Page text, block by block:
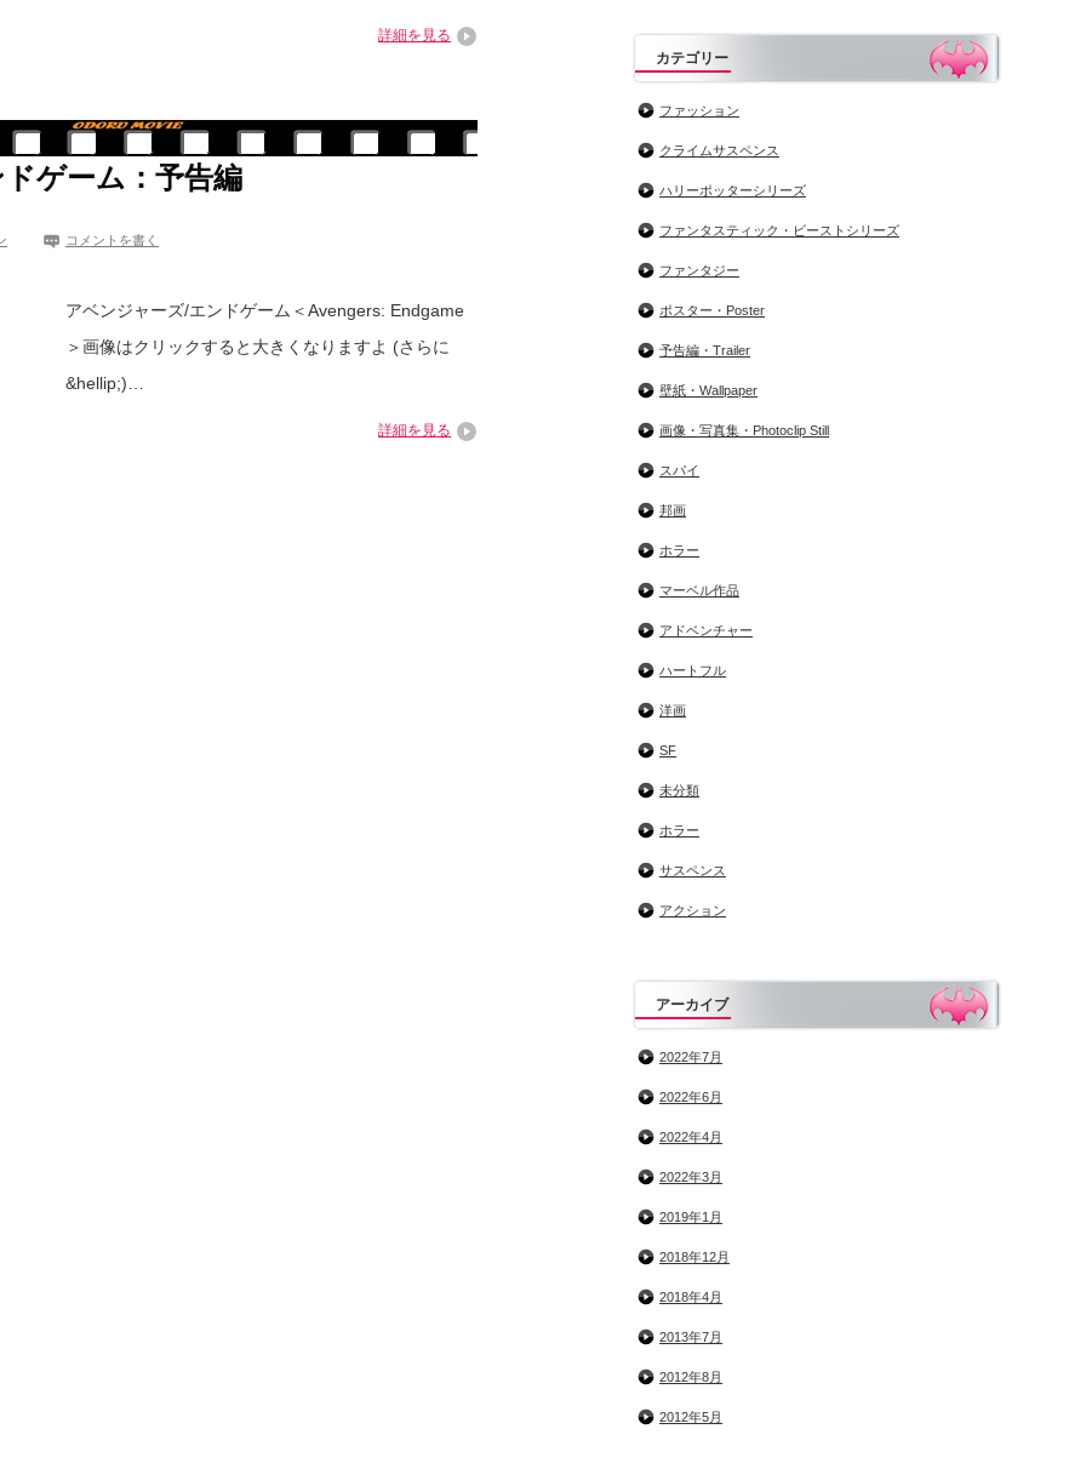
詳細を見る
ゲーム：予告編
コメントを書く
アベンジャーズ/エンドゲーム＜Avengers: Endgame
＞画像はクリックすると大きくなりますよ (さらに
&hellip;)…
詳細を見る
カテゴリー
ファッション
クライムサスペンス
ハリーポッターシリーズ
ファンタスティック・ビーストシリーズ
ファンタジー
ポスター・Poster
予告編・Trailer
壁紙・Wallpaper
画像・写真集・Photoclip Still
スパイ
邦画
ホラー
マーベル作品
アドベンチャー
ハートフル
洋画
SF
未分類
ホラー
サスペンス
アクション
アーカイブ
2022年7月
2022年6月
2022年4月
2022年3月
2019年1月
2018年12月
2018年4月
2013年7月
2012年8月
2012年5月